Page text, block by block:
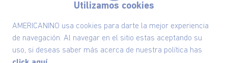
Utilizamos cookies
AMERICANINO usa cookies para darte la mejor experiencia
de navegación. Al navegar en el sitio estas aceptando su
uso, si deseas saber más acerca de nuestra política has